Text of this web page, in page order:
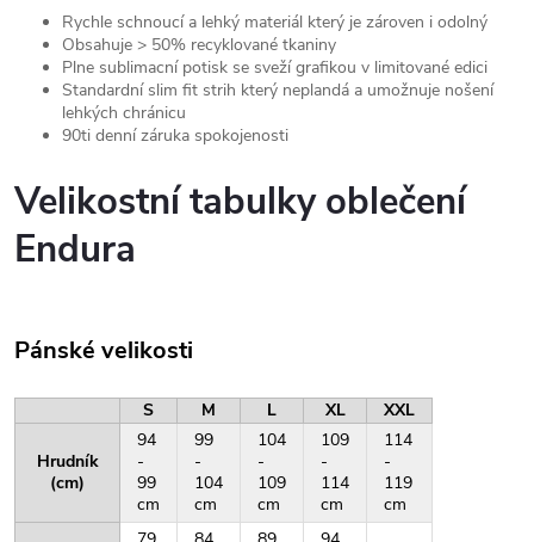
Rychle schnoucí a lehký materiál který je zároven i odolný
Obsahuje > 50% recyklované tkaniny
Plne sublimacní potisk se sveží grafikou v limitované edici
Standardní slim fit strih který neplandá a umožnuje nošení
lehkých chránicu
90ti denní záruka spokojenosti
Velikostní tabulky oblečení
Endura
Pánské velikosti
S M L XL XXL
Hrudník
(cm)
94
-
99
cm
99
-
104
cm
104
-
109
cm
109
-
114
cm
114
-
119
cm